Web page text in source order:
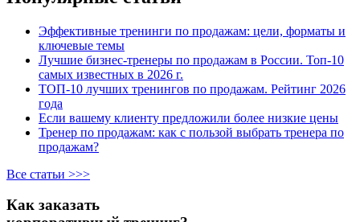
Эффективные тренинги по продажам: цели, форматы и
ключевые темы
Лучшие бизнес-тренеры по продажам в России. Топ-10
самых известных в 2026 г.
ТОП-10 лучших тренингов по продажам. Рейтинг 2026
года
Если вашему клиенту предложили более низкие цены
Тренер по продажам: как с пользой выбрать тренера по
продажам?
Все статьи >>>
Как заказать